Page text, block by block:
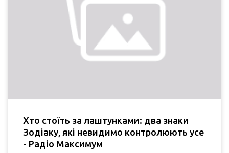
Хто стоїть за лаштунками: два знаки
Зодіаку, які невидимо контролюють усе
- Радіо Максимум